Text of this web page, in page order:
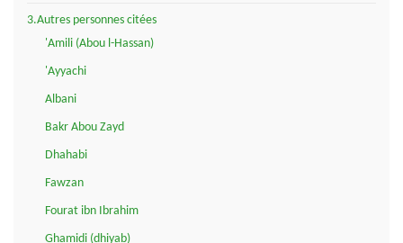
3.Autres personnes citées
'Amili (Abou l-Hassan)
'Ayyachi
Albani
Bakr Abou Zayd
Dhahabi
Fawzan
Fourat ibn Ibrahim
Ghamidi (dhiyab)